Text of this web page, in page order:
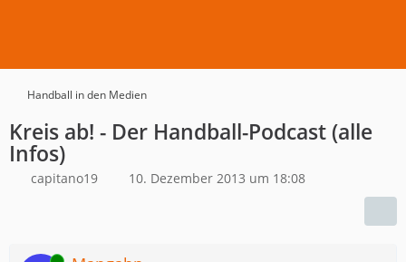
Handball in den Medien
Kreis ab! - Der Handball-Podcast (alle
Infos)
capitano19 10. Dezember 2013 um 18:08